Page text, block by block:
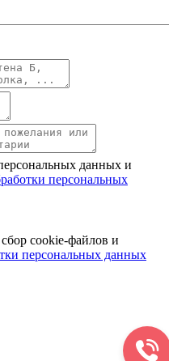
данных и
персональных
cookie-файлов и
персональных данных